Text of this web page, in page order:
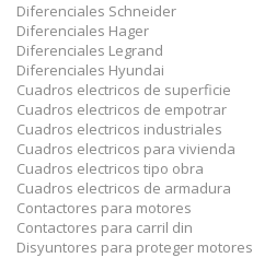
Diferenciales Schneider
Diferenciales Hager
Diferenciales Legrand
Diferenciales Hyundai
Cuadros electricos de superficie
Cuadros electricos de empotrar
Cuadros electricos industriales
Cuadros electricos para vivienda
Cuadros electricos tipo obra
Cuadros electricos de armadura
Contactores para motores
Contactores para carril din
Disyuntores para proteger motores